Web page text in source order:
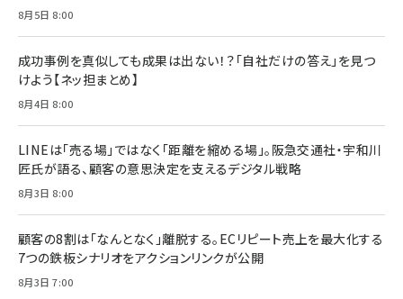
8月5日 8:00
成功事例を真似しても成果は出ない！？「自社だけの答え」を見つ
けよう【ネッ担まとめ】
8月4日 8:00
LINEは「売る場」ではなく「距離を縮める場」。阪急交通社・宇和川
匠氏が語る、顧客の意思決定を支えるデジタル戦略
8月3日 8:00
顧客の8割は「なんとなく」離脱する。ECリピート売上を最大化する
7つの鉄板シナリオをアクションリンクが公開
8月3日 7:00